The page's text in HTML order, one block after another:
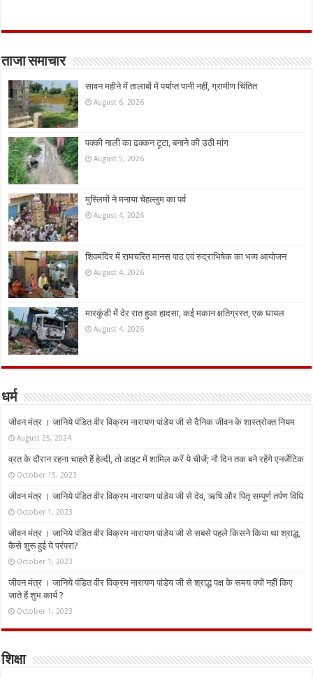
ताजा समाचार
सावन महीने में तालाबों में पर्याप्त पानी नहीं, ग्रामीण चिंतित
August 6, 2026
पक्की नाली का ढक्कन टूटा, बनाने की उठी मांग
August 5, 2026
मुस्लिमों ने मनाया चेहल्लुम का पर्व
August 4, 2026
शिवमंदिर में रामचरित मानस पाठ एवं रुद्राभिषेक का भव्य आयोजन
August 4, 2026
मारकुंडी में देर रात हुआ हादसा, कई मकान क्षतिग्रस्त, एक घायल
August 4, 2026
धर्म
जीवन मंत्र । जानिये पंडित वीर विक्रम नारायण पांडेय जी से दैनिक जीवन के शास्त्रोक्त नियम
August 25, 2024
व्रत के दौरान रहना चाहते हैं हेल्दी, तो डाइट में शामिल करें ये चीजें; नौ दिन तक बने रहेंगे एनर्जेटिक
October 15, 2023
जीवन मंत्र । जानिये पंडित वीर विक्रम नारायण पांडेय जी से देव, ऋषि और पितृ सम्पूर्ण तर्पण विधि
October 1, 2023
जीवन मंत्र । जानिये पंडित वीर विक्रम नारायण पांडेय जी से सबसे पहले किसने किया था श्राद्ध,
कैसे शुरू हुई ये परंपरा?
October 1, 2023
जीवन मंत्र । जानिये पंडित वीर विक्रम नारायण पांडेय जी से श्राद्ध पक्ष के समय क्यों नहीं किए
जाते हैं शुभ कार्य ?
October 1, 2023
शिक्षा